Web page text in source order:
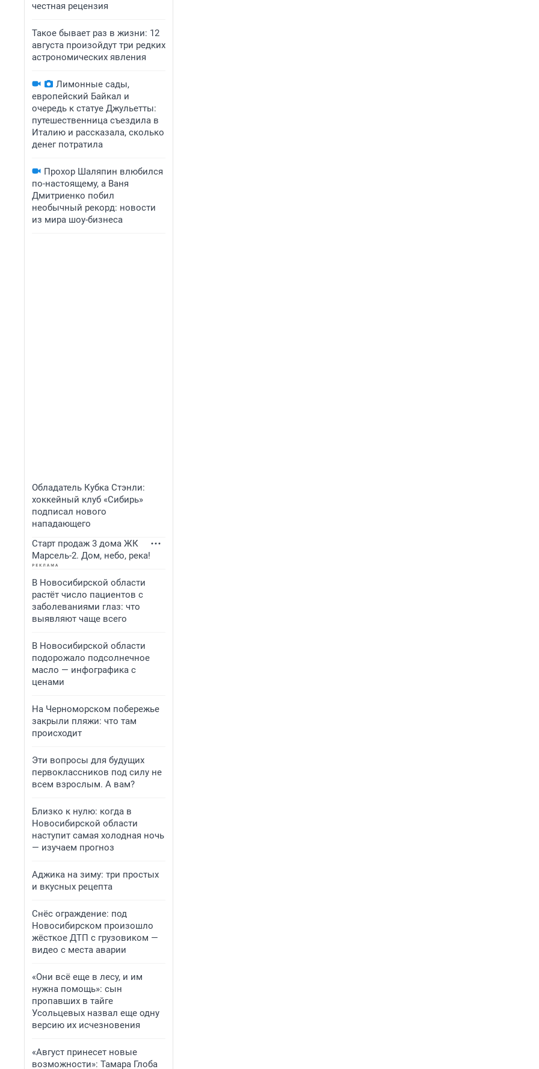
честная рецензия
Такое бывает раз в жизни: 12
августа произойдут три редких
астрономических явления
Лимонные сады,
европейский Байкал и
очередь к статуе Джульетты:
путешественница съездила в
Италию и рассказала, сколько
денег потратила
Прохор Шаляпин влюбился
по-настоящему, а Ваня
Дмитриенко побил
необычный рекорд: новости
из мира шоу-бизнеса
Обладатель Кубка Стэнли:
хоккейный клуб «Сибирь»
подписал нового
нападающего
Старт продаж 3 дома ЖК
Марсель-2. Дом, небо, река!
В Новосибирской области
растёт число пациентов с
заболеваниями глаз: что
выявляют чаще всего
В Новосибирской области
подорожало подсолнечное
масло — инфографика с
ценами
На Черноморском побережье
закрыли пляжи: что там
происходит
Эти вопросы для будущих
первоклассников под силу не
всем взрослым. А вам?
Близко к нулю: когда в
Новосибирской области
наступит самая холодная ночь
— изучаем прогноз
Аджика на зиму: три простых
и вкусных рецепта
Снёс ограждение: под
Новосибирском произошло
жёсткое ДТП с грузовиком —
видео с места аварии
«Они всё еще в лесу, и им
нужна помощь»: сын
пропавших в тайге
Усольцевых назвал еще одну
версию их исчезновения
«Август принесет новые
возможности»: Тамара Глоба